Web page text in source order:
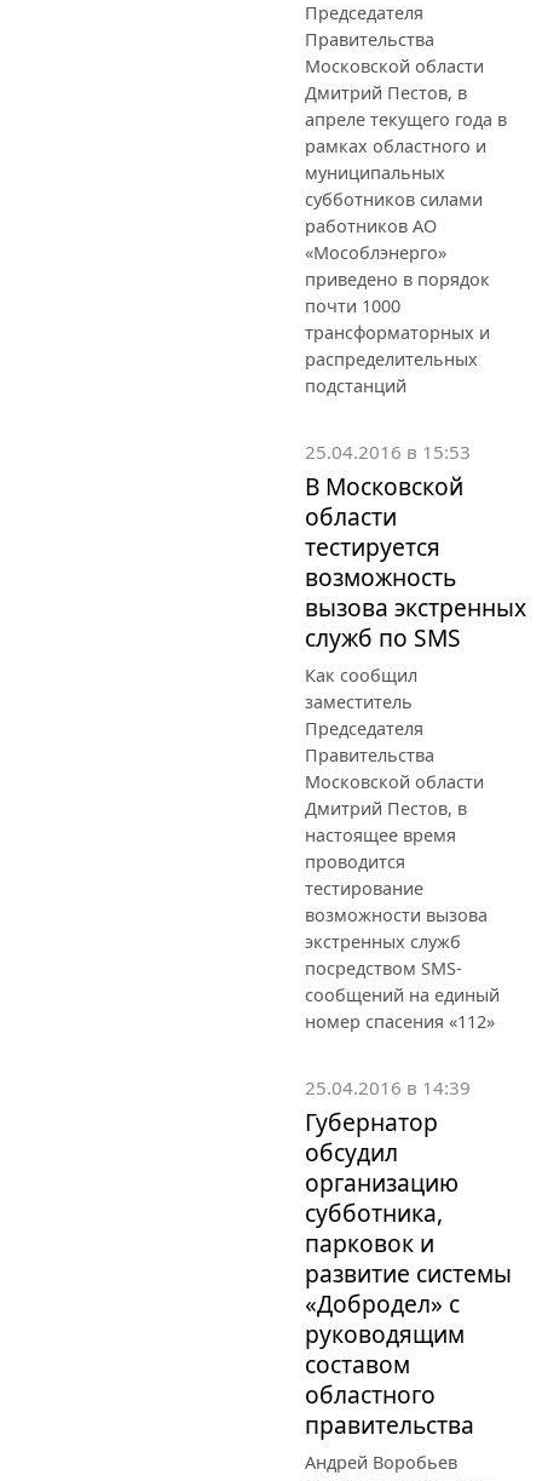
Председателя
Правительства
Московской области
Дмитрий Пестов, в
апреле текущего года в
рамках областного и
муниципальных
субботников силами
работников АО
«Мособлэнерго»
приведено в порядок
почти 1000
трансформаторных и
распределительных
подстанций
25.04.2016 в 15:53
В Московской
области
тестируется
возможность
вызова экстренных
служб по SMS
Как сообщил
заместитель
Председателя
Правительства
Московской области
Дмитрий Пестов, в
настоящее время
проводится
тестирование
возможности вызова
экстренных служб
посредством SMS-
сообщений на единый
номер спасения «112»
25.04.2016 в 14:39
Губернатор
обсудил
организацию
субботника,
парковок и
развитие системы
«Добродел» с
руководящим
составом
областного
правительства
Андрей Воробьев